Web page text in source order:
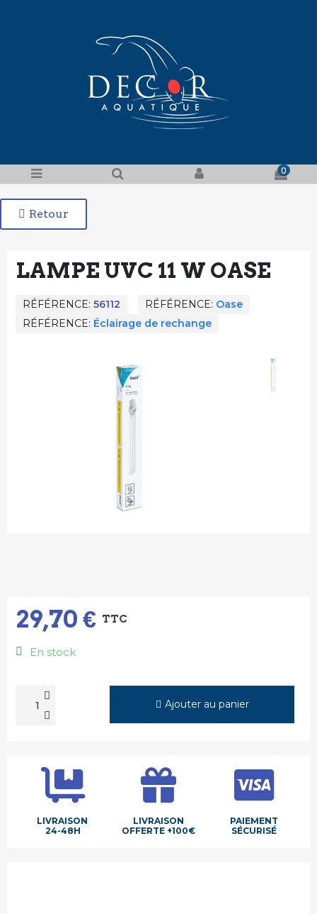
0
Retour
LAMPE UVC 11 W OASE
RÉFÉRENCE 56112 RÉFÉRENCE Oase
RÉFÉRENCE Éclairage de rechange
29,70 € TTC
En stock
Ajouter au panier
LIVRAISON
24-48H
LIVRAISON
OFFERTE +100€
PAIEMENT
SÉCURISÉ